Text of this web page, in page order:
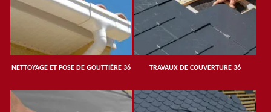
NETTOYAGE ET POSE DE GOUTTIÈRE 36 TRAVAUX DE COUVERTURE 36